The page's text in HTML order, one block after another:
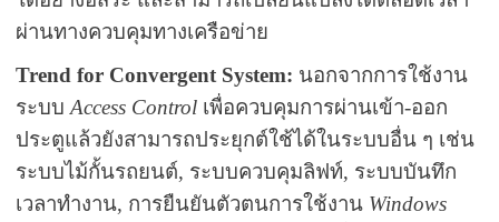
ผ่านทางควบคุมทางเครือข่าย
Trend for Convergent System: นอกจากการใช้งาน
ระบบAccess Control เพื่อควบคุมการผ่านเข้า-ออก
ประตูแล้วยังสามารถประยุกต์ใช้ได้ในระบบอื่น ๆ เช่น
ระบบไม้กั้นรถยนต์, ระบบควบคุมลิฟท์, ระบบบันทึก
เวลาทำงาน, การยืนยันตัวตนการใช้งาน Windows